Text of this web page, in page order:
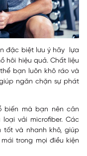
đặc biệt lưu ý hãy lựa
hôi hiệu quả. Chất liệu
bạn luôn khô ráo và
ngăn chặn sự phát
biến mà bạn nên cân
vải microfiber. Các
và nhanh khô, giúp
trong mọi điều kiện